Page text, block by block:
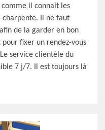
il connait les
charpente. Il ne faut
de la garder en bon
fixer un rendez-vous
service clientèle du
7 j/7. Il est toujours là